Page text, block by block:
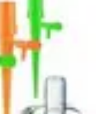
Équipements à
Médical